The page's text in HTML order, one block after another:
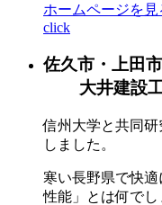
ホームページを見
click
佐久市・上田市
大井建設
信州大学と共同
しました。
寒い長野県で快
性能」とは何でし